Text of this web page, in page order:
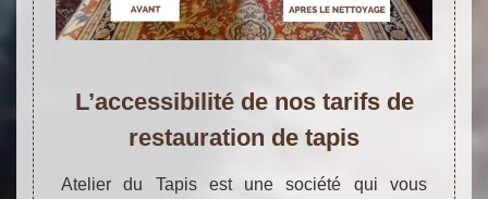
L’accessibilité de nos tarifs de
restauration de tapis
Atelier du Tapis est une société qui vous